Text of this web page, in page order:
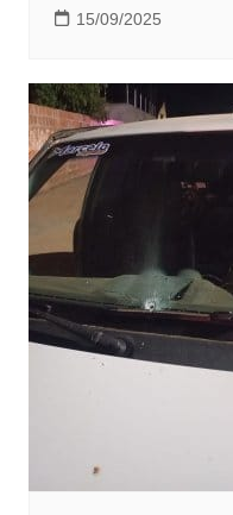
15/09/2025